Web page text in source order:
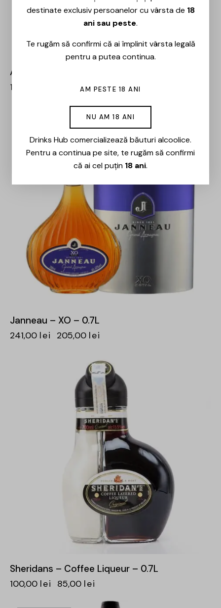
Ararat – 5 ani – 0.7L
108,00 92,00lei
Janneau – XO – 0.7L
241,00 lei 205,00 lei
Sheridans – Coffee Liqueur – 0.7L
100,00 lei 85,00 lei
destinate exclusiv persoanelor cu vârsta de 18
ani sau peste.
Te rugăm să confirmi că ai împlinit vârsta legală
pentru a putea continua.
AM PESTE 18 ANI
NU AM 18 ANI
Drinks Hub comercializează băuturi alcoolice.
Pentru a continua pe site, te rugăm să confirmi
că ai cel puțin 18 ani.